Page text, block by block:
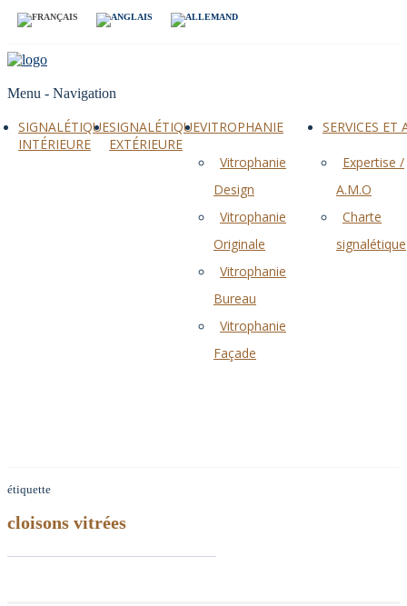
Menu - Navigation
SIGNALÉTIQUE
INTÉRIEURE
SIGNALÉTIQUE
EXTÉRIEURE
VITROPHANIE
Vitrophanie
Design
Vitrophanie
Originale
Vitrophanie
Bureau
Vitrophanie
Façade
SERVICES ET
Expertise /
A.M.O
Charte
signalétique
étiquette
cloisons vitrées